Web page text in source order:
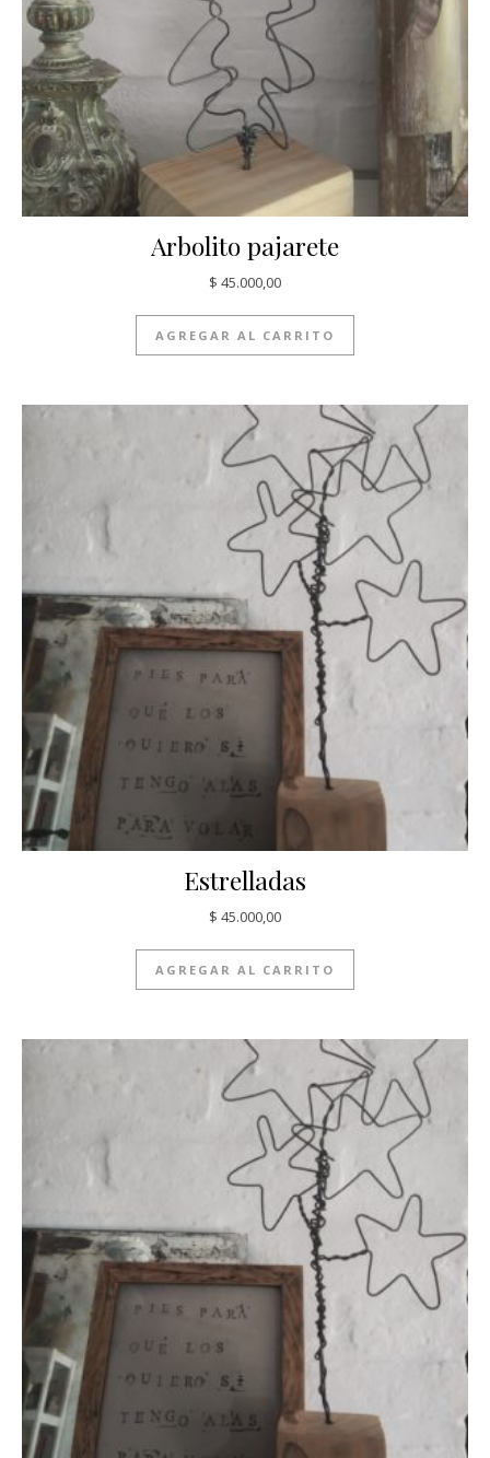
Arbolito pajarete
$ 45.000,00
AGREGAR AL CARRITO
Estrelladas
$ 45.000,00
AGREGAR AL CARRITO